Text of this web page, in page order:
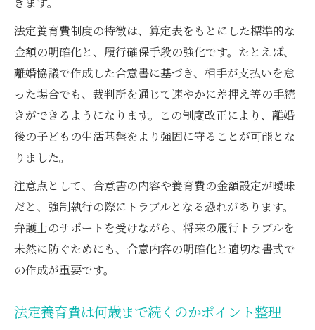
法定養育費制度の特徴は、算定表をもとにした標準的な
金額の明確化と、履行確保手段の強化です。たとえば、
離婚協議で作成した合意書に基づき、相手が支払いを怠
った場合でも、裁判所を通じて速やかに差押え等の手続
きができるようになります。この制度改正により、離婚
後の子どもの生活基盤をより強固に守ることが可能とな
りました。
注意点として、合意書の内容や養育費の金額設定が曖昧
だと、強制執行の際にトラブルとなる恐れがあります。
弁護士のサポートを受けながら、将来の履行トラブルを
未然に防ぐためにも、合意内容の明確化と適切な書式で
の作成が重要です。
法定養育費は何歳まで続くのかポイント整理